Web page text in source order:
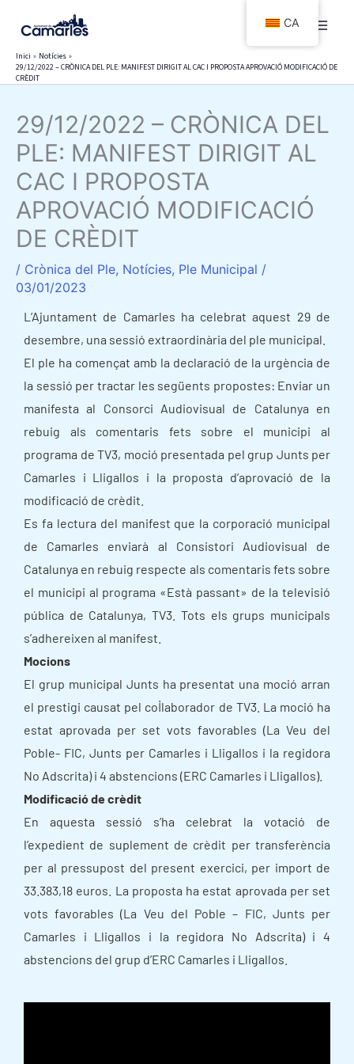
contingut
Inici
Notícies
29/12/2022 – CRÒNICA DEL PLE: MANIFEST DIRIGIT AL CAC I PROPOSTA APROVACIÓ MODIFICACIÓ DE
CRÈDIT
29/12/2022 – CRÒNICA DEL
PLE: MANIFEST DIRIGIT AL
CAC I PROPOSTA
APROVACIÓ MODIFICACIÓ
DE CRÈDIT
/ Crònica del Ple, Notícies, Ple Municipal /
03/01/2023
L’Ajuntament de Camarles ha celebrat aquest 29 de
desembre, una sessió extraordinària del ple municipal.
El ple ha començat amb la declaració de la urgència de
la sessió per tractar les següents propostes: Enviar un
manifesta al Consorci Audiovisual de Catalunya en
rebuig als comentaris fets sobre el municipi al
programa de TV3, moció presentada pel grup Junts per
Camarles i Lligallos i la proposta d’aprovació de la
modificació de crèdit.
Es fa lectura del manifest que la corporació municipal
de Camarles enviarà al Consistori Audiovisual de
Catalunya en rebuig respecte als comentaris fets sobre
el municipi al programa «Està passant» de la televisió
pública de Catalunya, TV3. Tots els grups municipals
s’adhereixen al manifest.
Mocions
El grup municipal Junts ha presentat una moció arran
el prestigi causat pel col·laborador de TV3. La moció ha
estat aprovada per set vots favorables (La Veu del
Poble- FIC, Junts per Camarles i Lligallos i la regidora
No Adscrita) i 4 abstencions (ERC Camarles i Lligallos).
Modificació de crèdit
En aquesta sessió s’ha celebrat la votació de
l’expedient de suplement de crèdit per transferència
per al pressupost del present exercici, per import de
33.383,18 euros. La proposta ha estat aprovada per set
vots favorables (La Veu del Poble – FIC, Junts per
Camarles i Lligallos i la regidora No Adscrita) i 4
abstencions del grup d’ERC Camarles i Lligallos.
CA